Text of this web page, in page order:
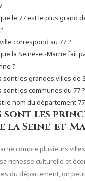
le 77 est le plus grand
correspond au 77 ?
la Seine-et-Marne fait
?
sont les grandes villes de
sont les communes du 77 ?
le nom du département
sont les
la Seine-et-
compte plusieurs
richesse culturelle et
du département, on